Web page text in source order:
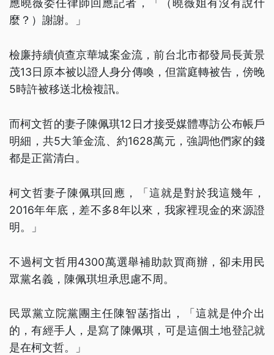
應曉薇委任律師回應記者，「（曉薇姐有沒有說什
麼？）謝謝。」
檢廉持續偵查京華城案金流，前台北市都發局長黃景
茂13日原本被以證人身分傳喚，但當庭轉被告，傍晚
5時許被移送北檢複訊。
而柯文哲的妻子陳佩琪12日才接受媒體專訪公布帳戶
明細，共5大筆金流、約1628萬元，強調他們家的錢
都是正當清白。
柯文哲妻子陳佩琪回應，「這就是對於我這幾年，
2016年年底，差不多8年以來，我家裡現金的來源證
明。」
不過柯文哲用4300萬選舉補助款買商辦，卻未用民
眾黨名義，陳佩琪坦承思慮不周。
民眾黨立院黨團主任陳智菡指出，「這就是仲介出
的，有經手人，是寫了陳佩琪，可是這個土地登記就
是在柯文哲。」